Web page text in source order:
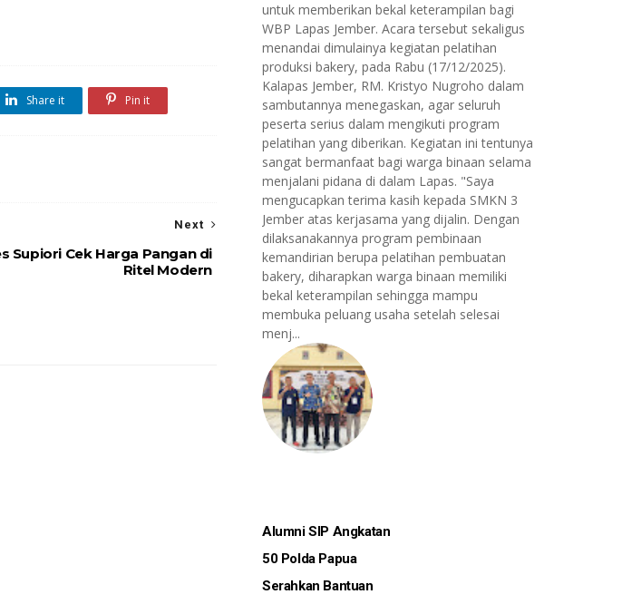
Share it Pin it
Next
Supiori Cek Harga Pangan di
Ritel Modern
untuk memberikan bekal keterampilan bagi
WBP Lapas Jember. Acara tersebut sekaligus
menandai dimulainya kegiatan pelatihan
produksi bakery, pada Rabu (17/12/2025).
Kalapas Jember, RM. Kristyo Nugroho dalam
sambutannya menegaskan, agar seluruh
peserta serius dalam mengikuti program
pelatihan yang diberikan. Kegiatan ini tentunya
sangat bermanfaat bagi warga binaan selama
menjalani pidana di dalam Lapas. "Saya
mengucapkan terima kasih kepada SMKN 3
Jember atas kerjasama yang dijalin. Dengan
dilaksanakannya program pembinaan
kemandirian berupa pelatihan pembuatan
bakery, diharapkan warga binaan memiliki
bekal keterampilan sehingga mampu
membuka peluang usaha setelah selesai
menj...
Alumni SIP Angkatan
50 Polda Papua
Serahkan Bantuan